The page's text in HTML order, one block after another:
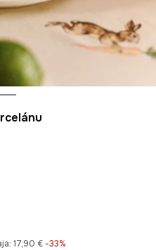
17,90 € -33%